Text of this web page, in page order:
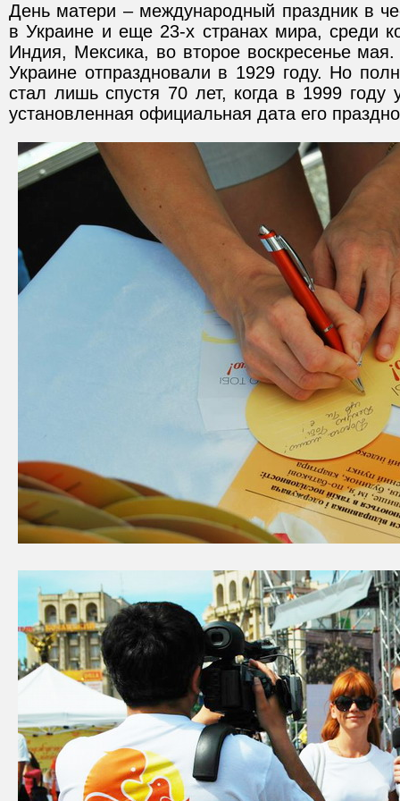
День матери – международный праздник в
в Украине и еще 23-х странах мира, среди
Индия, Мексика, во второе воскресенье
Украине отпраздновали в 1929 году. Но
стал лишь спустя 70 лет, когда в 1999 году
установленная официальная дата его